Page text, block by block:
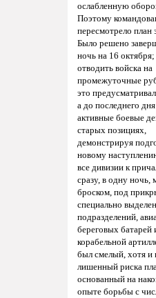
ослабленную
Поэтому
пересмотрело план
Было решено
ночь на 16 октября;
отводить войска на
промежуточные
это
а до последнего
активные боевые
старых позициях,
демонстрируя
новому
все дивизии к
сразу, в одну ночь,
броском, под
специально
подразделений,
береговых батарей
корабельной
был смелый, хотя и
лишенный риска
основанный на
опыте борьбы с